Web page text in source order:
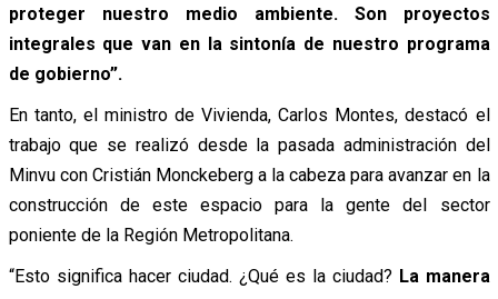
proteger nuestro medio ambiente. Son proyectos
integrales que van en la sintonía de nuestro programa
de gobierno”.
En tanto, el ministro de Vivienda, Carlos Montes, destacó el
trabajo que se realizó desde la pasada administración del
Minvu con Cristián Monckeberg a la cabeza para avanzar en la
construcción de este espacio para la gente del sector
poniente de la Región Metropolitana.
“Esto significa hacer ciudad. ¿Qué es la ciudad? La manera